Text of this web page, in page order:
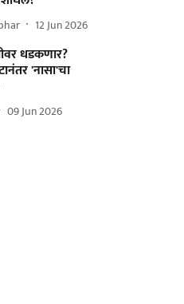
12 Jun 2026
धडकणार?
'नासा'चा
09 Jun 2026